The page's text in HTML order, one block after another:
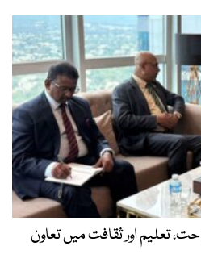
تعلیم اور ثقافت میں تعاون